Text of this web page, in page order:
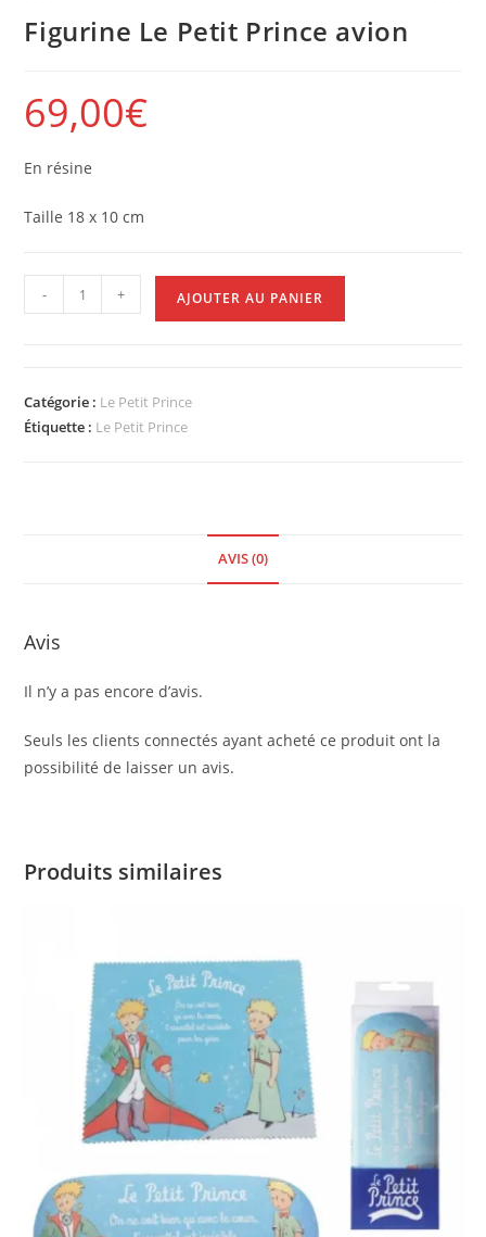
Figurine Le Petit Prince avion
69,00€
En résine
Taille 18 x 10 cm
- + AJOUTER AU PANIER
Catégorie : Le Petit Prince
Étiquette : Le Petit Prince
AVIS (0)
Avis
Il n’y a pas encore d’avis.
Seuls les clients connectés ayant acheté ce produit ont la
possibilité de laisser un avis.
Produits similaires